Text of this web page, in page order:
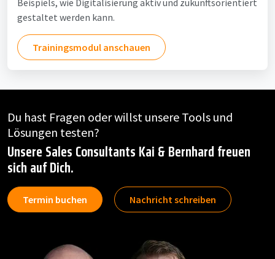
Beispiels, wie Digitalisierung aktiv und zukunftsorientiert
gestaltet werden kann.
Trainingsmodul anschauen
Du hast Fragen oder willst unsere Tools und
Lösungen testen?
Unsere Sales Consultants Kai & Bernhard freuen
sich auf Dich.
Termin buchen Nachricht schreiben